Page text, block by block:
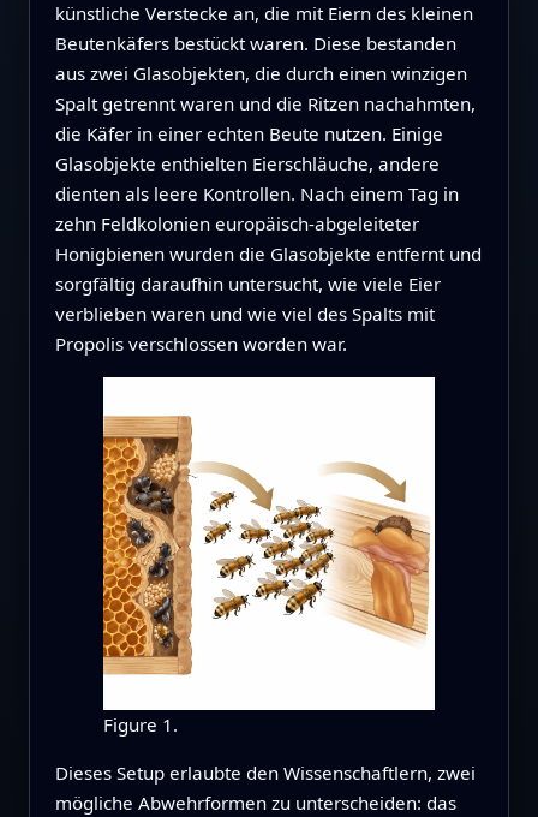
künstliche Verstecke an, die mit Eiern des kleinen
Beutenkäfers bestückt waren. Diese bestanden
aus zwei Glasobjekten, die durch einen winzigen
Spalt getrennt waren und die Ritzen nachahmten,
die Käfer in einer echten Beute nutzen. Einige
Glasobjekte enthielten Eierschläuche, andere
dienten als leere Kontrollen. Nach einem Tag in
zehn Feldkolonien europäisch-abgeleiteter
Honigbienen wurden die Glasobjekte entfernt und
sorgfältig daraufhin untersucht, wie viele Eier
verblieben waren und wie viel des Spalts mit
Propolis verschlossen worden war.
Figure 1.
Dieses Setup erlaubte den Wissenschaftlern, zwei
mögliche Abwehrformen zu unterscheiden: das